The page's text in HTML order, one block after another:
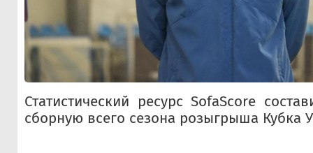
Статистический ресурс SofaScore
сборную всего сезона розыгрыша Кубка